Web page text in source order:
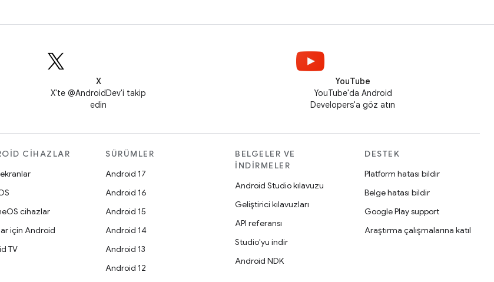
X
X'te @AndroidDev'i takip
edin
YouTube
YouTube'da Android
Developers'a göz atın
CIHAZLAR
cihazlar
için Android
TV
SÜRÜMLER
Android 17
Android 16
Android 15
Android 14
Android 13
Android 12
BELGELER VE
İNDIRMELER
Android Studio kılavuzu
Geliştirici kılavuzları
API referansı
Studio'yu indir
Android NDK
DESTEK
Platform hatası bildir
Belge hatası bildir
Google Play support
Araştırma çalışmalarına katıl